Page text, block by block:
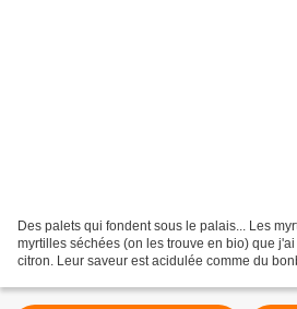
Des palets qui fondent sous le palais... Les
myrtilles séchées (on les trouve en bio) que
citron. Leur saveur est acidulée comme du